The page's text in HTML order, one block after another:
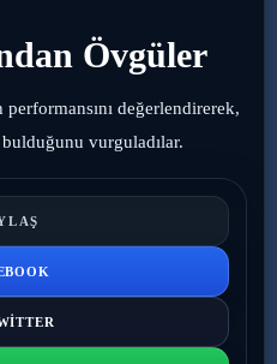
Övgüler
değerlendirerek,
vurguladılar.